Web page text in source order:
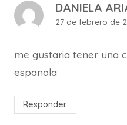
DANIELA
27 de febrero de
me gustaria tener una
espanola
Responder